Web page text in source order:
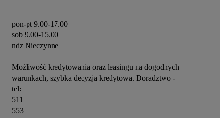
pon-pt 9.00-17.00
sob 9.00-15.00
ndz Nieczynne
Możliwość kredytowania oraz leasingu na dogodnych
warunkach, szybka decyzja kredytowa. Doradztwo -
tel:
511
553